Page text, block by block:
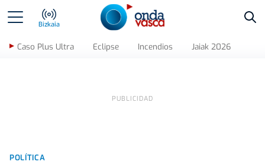
Bizkaia
Caso Plus Ultra Eclipse Incendios Jaiak 2026
POLÍTICA